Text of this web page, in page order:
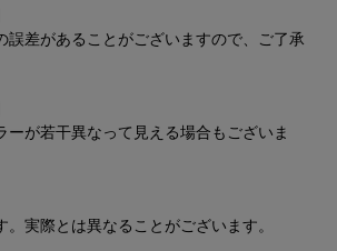
誤差があることがございますので、ご了承
ーが若干異なって見える場合もございま
。実際とは異なることがございます。